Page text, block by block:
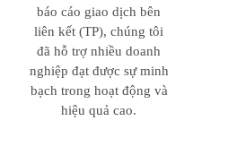
báo cáo giao dịch bên
liên kết (TP), chúng tôi
đã hỗ trợ nhiều doanh
nghiệp đạt được sự minh
bạch trong hoạt động và
hiệu quả cao.